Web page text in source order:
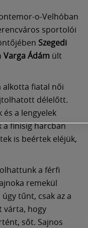
o-Velhóban
sportolói
Szegedi
Varga Ádámült
alkotta fiatal női
délelőtt.
a lengyelek
a finisig harcban
is beértek eléjük,
a férfi
remekül
tűnt, csak az a
várta, hogy
sőt. Sajnos